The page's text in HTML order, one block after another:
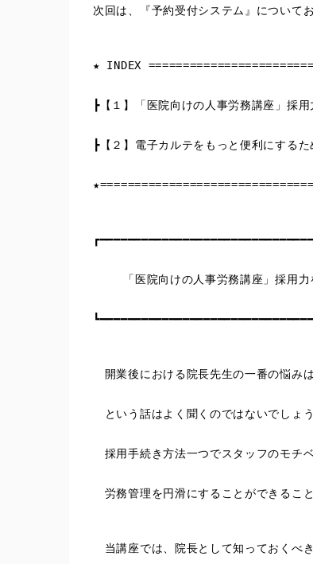
次回は、『予約受付システム』について
★ INDEX
┣【１】「医院向けの人事労務講座」採
┣【２】電子カルテをもっと便利にする
「医院向けの人事労務講座」採用力
開業後における院長先生の一番の悩み
という話はよく聞くのではないでしょ
採用手続き方法一つでスタッフのモチ
労務管理を円滑にすることができるこ
当講座では、院長として知っておくべ